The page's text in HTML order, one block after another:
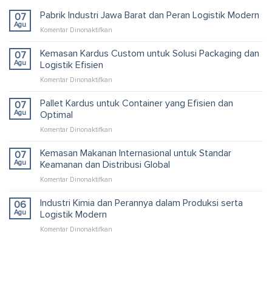
07
Agu
Pabrik Industri Jawa Barat dan Peran Logistik Modern
Komentar Dinonaktifkan
Industri
Logistik
07
Agu
Kemasan Kardus Custom untuk Solusi Packaging dan
Logistik Efisien
Komentar Dinonaktifkan
Kardus
dan
Logistik
07
Agu
Pallet Kardus untuk Container yang Efisien dan
Optimal
Komentar Dinonaktifkan
Kardus
untuk
dan
07
Agu
Kemasan Makanan Internasional untuk Standar
Keamanan dan Distribusi Global
Komentar Dinonaktifkan
Makanan
Internasional
06
Agu
Industri Kimia dan Perannya dalam Produksi serta
Logistik Modern
Komentar Dinonaktifkan